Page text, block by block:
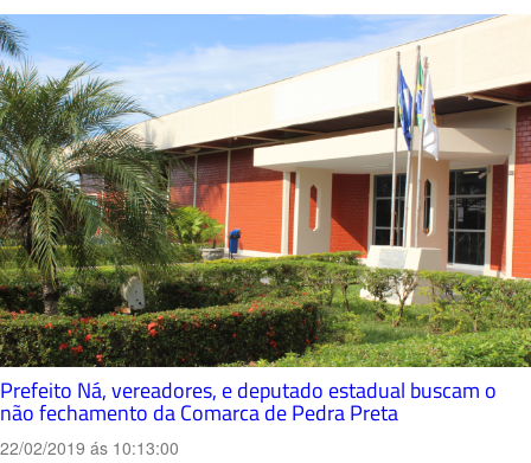
Prefeito Ná, vereadores, e deputado estadual buscam o
não fechamento da Comarca de Pedra Preta
22/02/2019 ás 10:13:00